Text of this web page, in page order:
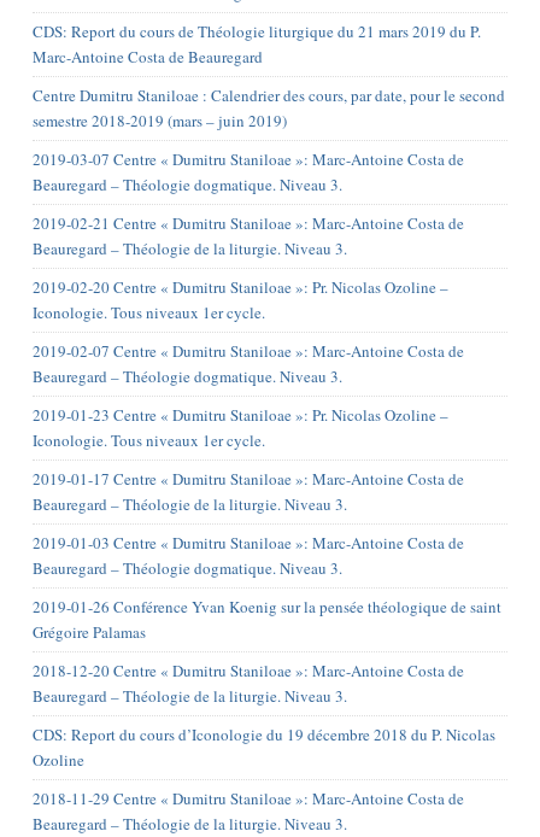
CDS: Report du cours de Théologie liturgique du 21 mars 2019 du P.
Marc-Antoine Costa de Beauregard
Centre Dumitru Staniloae : Calendrier des cours, par date, pour le second
semestre 2018-2019 (mars – juin 2019)
2019-03-07 Centre « Dumitru Staniloae »: Marc-Antoine Costa de
Beauregard – Théologie dogmatique. Niveau 3.
2019-02-21 Centre « Dumitru Staniloae »: Marc-Antoine Costa de
Beauregard – Théologie de la liturgie. Niveau 3.
2019-02-20 Centre « Dumitru Staniloae »: Pr. Nicolas Ozoline –
Iconologie. Tous niveaux 1er cycle.
2019-02-07 Centre « Dumitru Staniloae »: Marc-Antoine Costa de
Beauregard – Théologie dogmatique. Niveau 3.
2019-01-23 Centre « Dumitru Staniloae »: Pr. Nicolas Ozoline –
Iconologie. Tous niveaux 1er cycle.
2019-01-17 Centre « Dumitru Staniloae »: Marc-Antoine Costa de
Beauregard – Théologie de la liturgie. Niveau 3.
2019-01-03 Centre « Dumitru Staniloae »: Marc-Antoine Costa de
Beauregard – Théologie dogmatique. Niveau 3.
2019-01-26 Conférence Yvan Koenig sur la pensée théologique de saint
Grégoire Palamas
2018-12-20 Centre « Dumitru Staniloae »: Marc-Antoine Costa de
Beauregard – Théologie de la liturgie. Niveau 3.
CDS: Report du cours d’Iconologie du 19 décembre 2018 du P. Nicolas
Ozoline
2018-11-29 Centre « Dumitru Staniloae »: Marc-Antoine Costa de
Beauregard – Théologie de la liturgie. Niveau 3.